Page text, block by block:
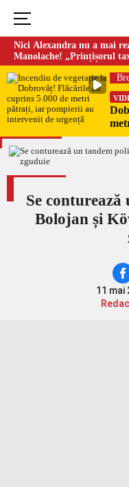
Nici Alexandra nu a mai
Manolache! „Prințișorul
doi ani de căsnicie
de
Se
Bolojan și
11 mai